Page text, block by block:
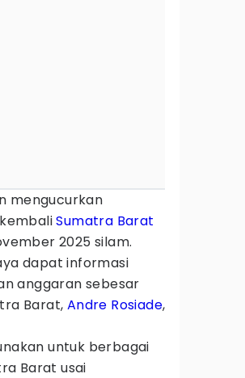
mengucurkan
Sumatra Barat
2025 silam.
dapat informasi
anggaran sebesar
Barat, Andre Rosiade,
untuk berbagai
Barat usai